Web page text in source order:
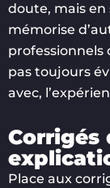
doute, mais
mémorise
professionnels
pas toujours
avec,
Corrigés
Place aux